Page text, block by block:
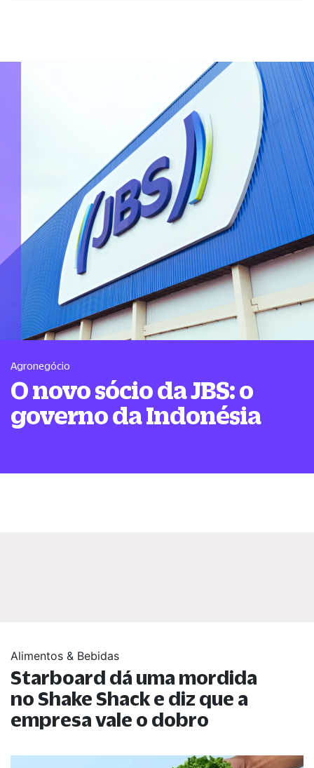
Agronegócio
O novo sócio da JBS: o
governo da Indonésia
Alimentos & Bebidas
Starboard dá uma mordida
no Shake Shack e diz que a
empresa vale o dobro